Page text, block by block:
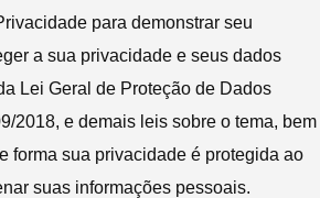
para demonstrar seu
a sua privacidade e seus dados
Lei Geral de Proteção de Dados
2018, e demais leis sobre o tema, bem
forma sua privacidade é protegida ao
suas informações pessoais.